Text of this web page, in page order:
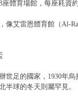
體育場館，每座耗資
像艾雷恩體育館（Al-
世足的國家，1930年
半球的冬天則屬罕見。